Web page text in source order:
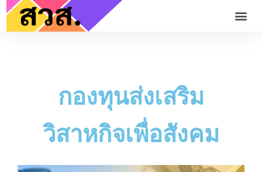
กองทุนส่งเสริม
วิสาหกิจเพื่อสังคม